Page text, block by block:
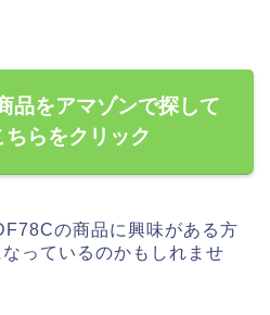
品をアマゾンで探して
ちらをクリック
の商品に興味がある方
っているのかもしれませ